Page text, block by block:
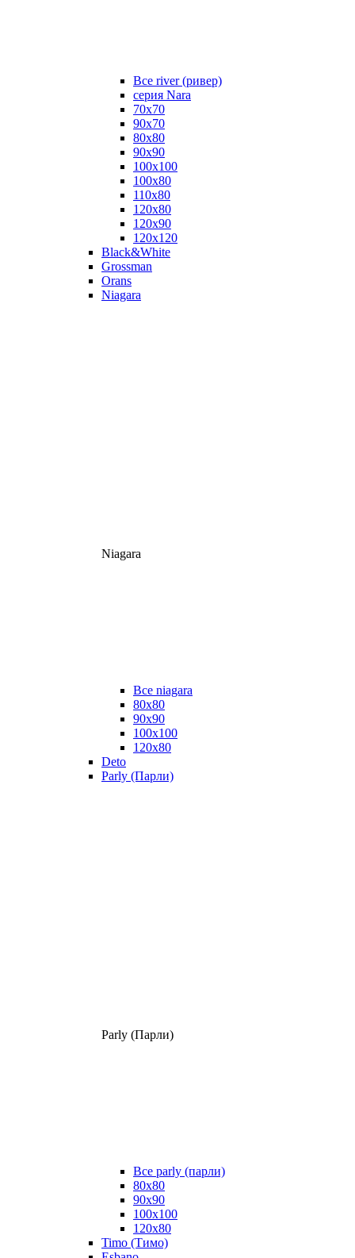
Все river (ривер)
серия Nara
70х70
90х70
80x80
90x90
100x100
100х80
110х80
120x80
120х90
120х120
Black&White
Grossman
Orans
Niagara
Niagara
Все niagara
80x80
90x90
100x100
120x80
Deto
Parly (Парли)
Parly (Парли)
Все parly (парли)
80x80
90x90
100x100
120x80
Timo (Тимо)